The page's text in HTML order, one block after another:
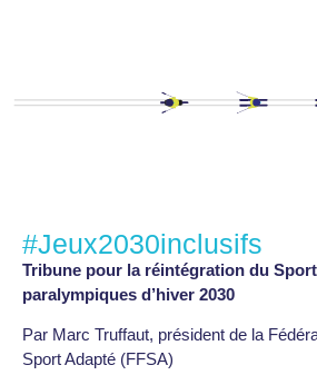
#Jeux2030inclusifs
Tribune pour la réintégration du
paralympiques d’hiver 2030
Par Marc Truffaut, président de la
Sport Adapté (FFSA)